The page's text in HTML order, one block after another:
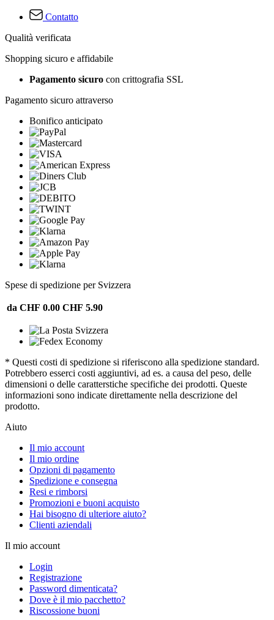
Contatto
Qualità verificata
Shopping sicuro e affidabile
Pagamento sicuro con crittografia SSL
Pagamento sicuro attraverso
Bonifico anticipato
Spese di spedizione per Svizzera
da CHF 0.00 CHF 5.90
* Questi costi di spedizione si riferiscono alla spedizione standard.
Potrebbero esserci costi aggiuntivi, ad es. a causa del peso, delle
dimensioni o delle caratterstiche specifiche dei prodotti. Queste
informazioni sono indicate direttamente nella descrizione del
prodotto.
Aiuto
Il mio account
Il mio ordine
Opzioni di pagamento
Spedizione e consegna
Resi e rimborsi
Promozioni e buoni acquisto
Hai bisogno di ulteriore aiuto?
Clienti aziendali
Il mio account
Login
Registrazione
Password dimenticata?
Dove è il mio pacchetto?
Riscossione buoni